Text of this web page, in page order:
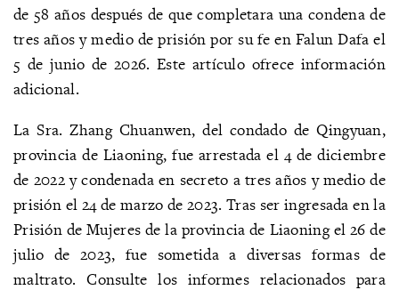
de 58 años después de que completara una condena de
tres años y medio de prisión por su fe en Falun Dafa el
5 de junio de 2026. Este artículo ofrece información
adicional.
La Sra. Zhang Chuanwen, del condado de Qingyuan,
provincia de Liaoning, fue arrestada el 4 de diciembre
de 2022 y condenada en secreto a tres años y medio de
prisión el 24 de marzo de 2023. Tras ser ingresada en la
Prisión de Mujeres de la provincia de Liaoning el 26 de
julio de 2023, fue sometida a diversas formas de
maltrato. Consulte los informes relacionados para